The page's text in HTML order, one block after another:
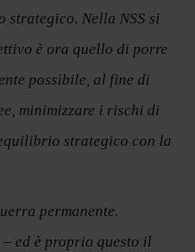
strategico. Nella NSS si
è ora quello di porre
possibile, al fine di
minimizzare i rischi di
strategico con la
permanente.
ed è proprio questo il